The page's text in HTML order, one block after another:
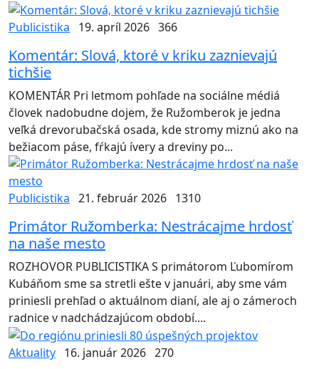
Publicistika 19. apríl 2026 366
Komentár: Slová, ktoré v kriku zaznievajú
tichšie
KOMENTÁR Pri letmom pohľade na sociálne médiá
človek nadobudne dojem, že Ružomberok je jedna
veľká drevorubačská osada, kde stromy miznú ako na
bežiacom páse, fŕkajú ívery a dreviny po...
Publicistika 21. február 2026 1310
Primátor Ružomberka: Nestrácajme hrdosť
na naše mesto
ROZHOVOR PUBLICISTIKA S primátorom Ľubomírom
Kubáňom sme sa stretli ešte v januári, aby sme vám
priniesli prehľad o aktuálnom dianí, ale aj o zámeroch
radnice v nadchádzajúcom období....
Aktuality 16. január 2026 270